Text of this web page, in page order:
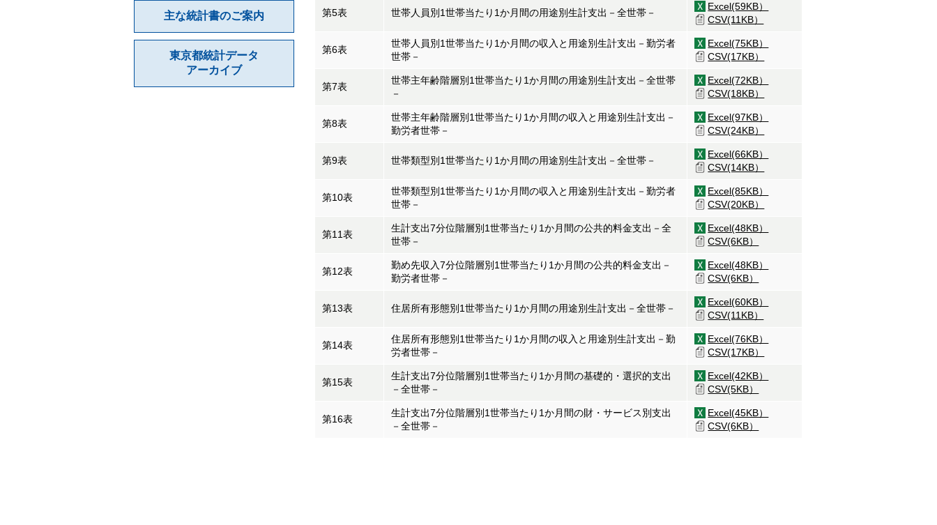
主な統計書のご案内
東京都統計データ
アーカイブ
第5表 世帯人員別1世帯当たり1か月間の用途別生計支出－全世帯－
Excel(59KB）
CSV(11KB）
第6表
世帯人員別1世帯当たり1か月間の収入と用途別生計支出－勤労者
世帯－
Excel(75KB）
CSV(17KB）
第7表
世帯主年齢階層別1世帯当たり1か月間の用途別生計支出－全世帯
－
Excel(72KB）
CSV(18KB）
第8表
世帯主年齢階層別1世帯当たり1か月間の収入と用途別生計支出－
勤労者世帯－
Excel(97KB）
CSV(24KB）
第9表 世帯類型別1世帯当たり1か月間の用途別生計支出－全世帯－
Excel(66KB）
CSV(14KB）
第10表
世帯類型別1世帯当たり1か月間の収入と用途別生計支出－勤労者
世帯－
Excel(85KB）
CSV(20KB）
第11表
生計支出7分位階層別1世帯当たり1か月間の公共的料金支出－全
世帯－
Excel(48KB）
CSV(6KB）
第12表
勤め先収入7分位階層別1世帯当たり1か月間の公共的料金支出－
勤労者世帯－
Excel(48KB）
CSV(6KB）
第13表 住居所有形態別1世帯当たり1か月間の用途別生計支出－全世帯－
Excel(60KB）
CSV(11KB）
第14表
住居所有形態別1世帯当たり1か月間の収入と用途別生計支出－勤
労者世帯－
Excel(76KB）
CSV(17KB）
第15表
生計支出7分位階層別1世帯当たり1か月間の基礎的・選択的支出
－全世帯－
Excel(42KB）
CSV(5KB）
第16表
生計支出7分位階層別1世帯当たり1か月間の財・サービス別支出
－全世帯－
Excel(45KB）
CSV(6KB）